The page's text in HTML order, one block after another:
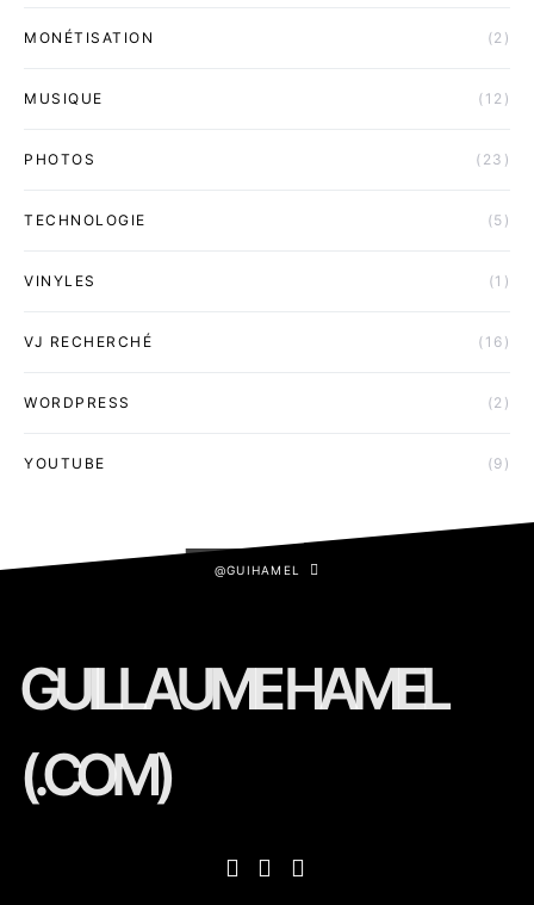
MONÉTISATION (2)
MUSIQUE (12)
PHOTOS (23)
TECHNOLOGIE (5)
VINYLES (1)
VJ RECHERCHÉ (16)
WORDPRESS (2)
YOUTUBE (9)
@GUIHAMEL
GUILLAUME HAMEL
(.COM)